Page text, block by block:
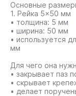
Основные
1. Рейка 5×50 мм
• толщина: 5 мм
• ширина: 50 мм
• используется
мм
Для чего она
• закрывает паз
• скрывает
• делает